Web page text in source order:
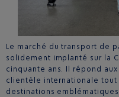
Le marché du transport de
solidement implanté sur la
cinquante ans. Il répond
clientèle internationale
destinations